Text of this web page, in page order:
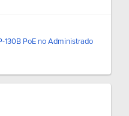
130B PoE no Administrado